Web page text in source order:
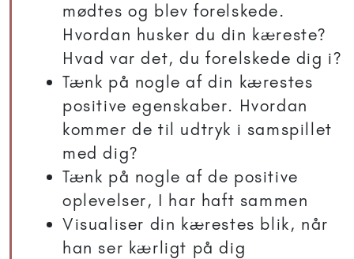
mødtes og blev forelskede.
Hvordan husker du din kæreste?
Hvad var det, du forelskede dig i?
Tænk på nogle af din kærestes
positive egenskaber. Hvordan
kommer de til udtryk i samspillet
med dig?
Tænk på nogle af de positive
oplevelser, I har haft sammen
Visualiser din kærestes blik, når
han ser kærligt på dig